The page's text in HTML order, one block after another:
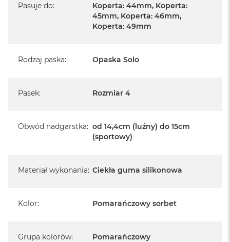
Pasuje do:
Koperta: 44mm, Koperta:
45mm, Koperta: 46mm,
Koperta: 49mm
Rodzaj paska: Opaska Solo
Pasek: Rozmiar 4
Obwód nadgarstka: od 14,4cm (luźny) do 15cm
(sportowy)
Materiał wykonania: Ciekła guma silikonowa
Kolor: Pomarańczowy sorbet
Grupa kolorów: Pomarańczowy